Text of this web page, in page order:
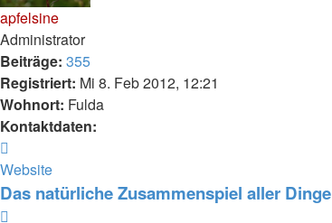
apfelsine
Administrator
Beiträge: 355
Registriert: Mi 8. Feb 2012, 12:21
Wohnort: Fulda
Kontaktdaten:
von
apfelsine
Website
Das natürliche Zusammenspiel aller Dinge